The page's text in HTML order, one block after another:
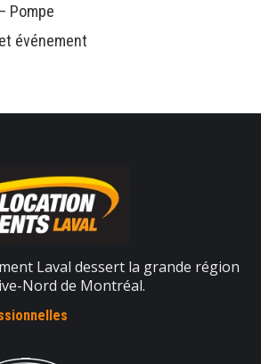
Pompe
événement
Laval dessert la grande région
Nord de Montréal.